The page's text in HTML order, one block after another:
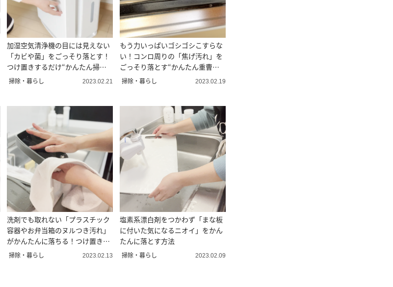
加湿空気清浄機の目には見えない
「カビや菌」をごっそり落とす！
つけ置きするだけ“かんたん掃除
術”
掃除・暮らし 2023.02.21
もう力いっぱいゴシゴシこすらな
い！コンロ周りの「焦げ汚れ」を
ごっそり落とす“かんたん重曹掃
除術”
掃除・暮らし 2023.02.19
洗剤でも取れない「プラスチック
容器やお弁当箱のヌルつき汚れ」
がかんたんに落ちる！つけ置き洗
浄術
掃除・暮らし 2023.02.13
塩素系漂白剤をつかわず「まな板
に付いた気になるニオイ」をかん
たんに落とす方法
掃除・暮らし 2023.02.09